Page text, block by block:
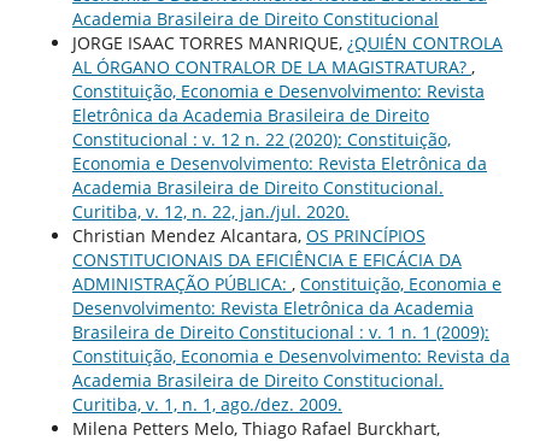
Academia Brasileira de Direito Constitucional
JORGE ISAAC TORRES MANRIQUE, ¿QUIÉN CONTROLA
AL ÓRGANO CONTRALOR DE LA MAGISTRATURA? ,
Constituição, Economia e Desenvolvimento: Revista
Eletrônica da Academia Brasileira de Direito
Constitucional : v. 12 n. 22 (2020): Constituição,
Economia e Desenvolvimento: Revista Eletrônica da
Academia Brasileira de Direito Constitucional.
Curitiba, v. 12, n. 22, jan./jul. 2020.
Christian Mendez Alcantara, OS PRINCÍPIOS
CONSTITUCIONAIS DA EFICIÊNCIA E EFICÁCIA DA
ADMINISTRAÇÃO PÚBLICA: , Constituição, Economia e
Desenvolvimento: Revista Eletrônica da Academia
Brasileira de Direito Constitucional : v. 1 n. 1 (2009):
Constituição, Economia e Desenvolvimento: Revista da
Academia Brasileira de Direito Constitucional.
Curitiba, v. 1, n. 1, ago./dez. 2009.
Milena Petters Melo, Thiago Rafael Burckhart,